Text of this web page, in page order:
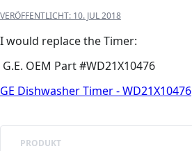
VERÖFFENTLICHT: 10. JUL 2018
I would replace the Timer:
G.E. OEM Part #WD21X10476
GE Dishwasher Timer - WD21X10476
PRODUKT